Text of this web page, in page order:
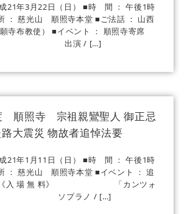
21年3月22日（日） ■時 間 ： 午後1時
： 慈光山 順照寺本堂 ■ご法話 ： 山西
寺布教使） ■イベント ： 順照寺寄席
料》 出演 / […]
順照寺 宗祖親鸞聖人 御正忌
路大震災 物故者追悼法要
21年1月11日（日） ■時 間 ： 午後1時
： 慈光山 順照寺本堂 ■イベント ： 追
ト《入 場 無 料》 「カンツォ
」 ソプラノ / […]